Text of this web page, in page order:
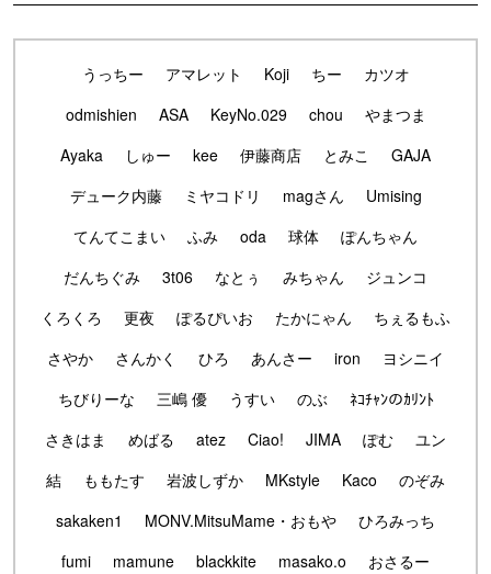
うっちー アマレット Koji ちー
カツオ
odmishien
ASA KeyNo.029 chou
やまつま
Ayaka
しゅー kee 伊藤商店 とみこ
GAJA
デューク内藤
ミヤコドリ magさん
Umising
てんてこまい
ふみ oda 球体
ぽんちゃん
だんちぐみ
3t06 なとぅ みちゃん
ジュンコ
くろくろ
更夜 ぽるぴいお たかにゃん
ちぇるもふ
さやか
さんかく ひろ あんさー iron
ヨシニイ
ちびりーな
三嶋 優 うすい のぶ
ﾈｺﾁｬﾝのｶﾘﾝﾄ
さきはま
めばる atez Ciao! JIMA ぽむ
ユン
結
ももたす 岩波しずか MKstyle Kaco
のぞみ
sakaken1
MONV.MitsuMame・おもや
ひろみっち
fumi
mamune blackkite masako.o
おさるー